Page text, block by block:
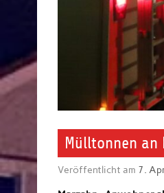
Mülltonnen
Veröffentlicht am 7.